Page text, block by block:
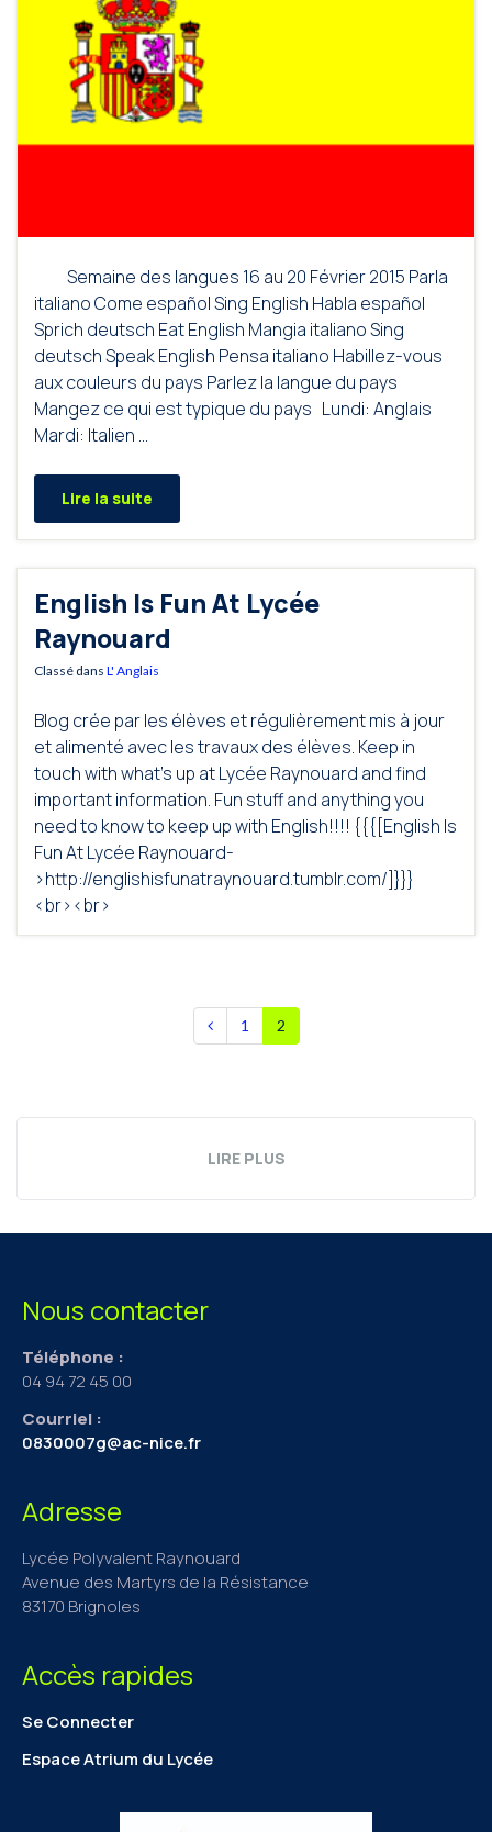
Semaine des langues 16 au 20 Février 2015 Parla
italiano Come español Sing English Habla español
Sprich deutsch Eat English Mangia italiano Sing
deutsch Speak English Pensa italiano Habillez-vous
aux couleurs du pays Parlez la langue du pays
Mangez ce qui est typique du pays Lundi: Anglais
Mardi: Italien …
Lire la suite
English Is Fun At Lycée
Raynouard
Classé dans L' Anglais
Blog crée par les élèves et régulièrement mis à jour
et alimenté avec les travaux des élèves. Keep in
touch with what’s up at Lycée Raynouard and find
important information. Fun stuff and anything you
need to know to keep up with English!!!! {{{[English Is
Fun At Lycée Raynouard-
>http://englishisfunatraynouard.tumblr.com/]}}}
<br><br>
1 2
LIRE PLUS
Nous contacter
Téléphone :
04 94 72 45 00
Courriel :
0830007g@ac-nice.fr
Adresse
Lycée Polyvalent Raynouard
Avenue des Martyrs de la Résistance
83170 Brignoles
Accès rapides
Se Connecter
Espace Atrium du Lycée